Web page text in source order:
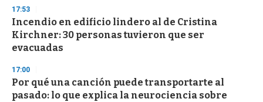
17:53
Incendio en edificio lindero al de Cristina
Kirchner: 30 personas tuvieron que ser
evacuadas
17:00
Por qué una canción puede transportarte al
pasado: lo que explica la neurociencia sobre